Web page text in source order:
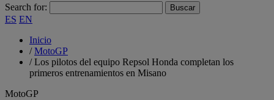
Search for:
ES EN
Inicio
/MotoGP
/Los pilotos del equipo Repsol Honda completan los
primeros entrenamientos en Misano
MotoGP